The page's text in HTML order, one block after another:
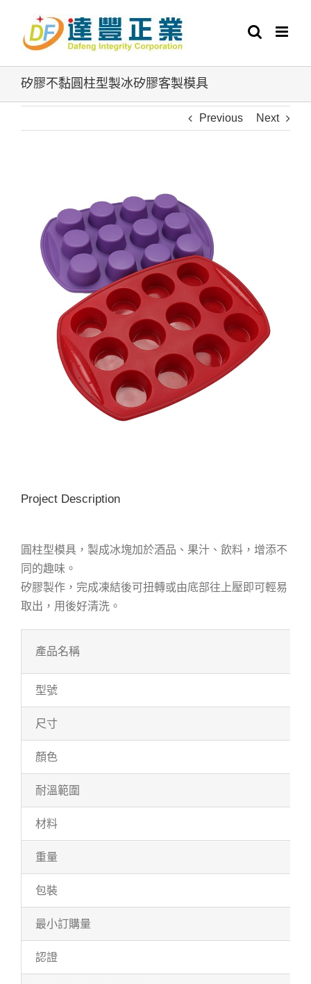
content
矽膠不黏圓柱型製冰矽膠客製模具
Previous Next
Image
Project Description
圓柱型模具，製成冰塊加於酒品、果汁、飲料，增添不
同的趣味。
矽膠製作，完成凍結後可扭轉或由底部往上壓即可輕易
取出，用後好清洗。
產品名稱
型號
尺寸
顏色
耐溫範圍
材料
重量
包裝
最小訂購量
認證